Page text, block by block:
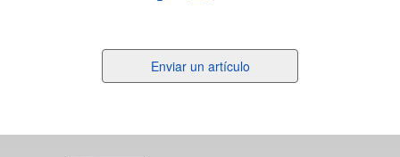
un
Enviar un artículo